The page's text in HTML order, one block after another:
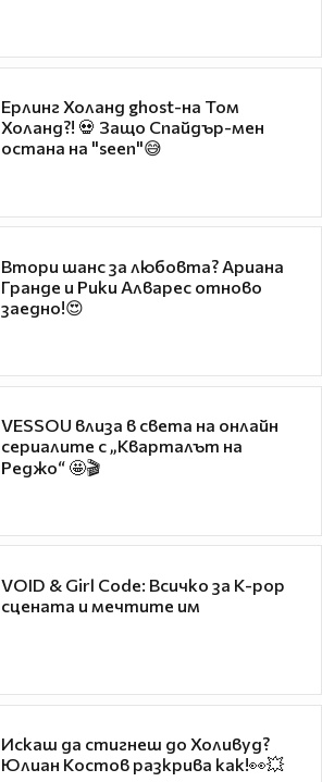
Ерлинг Холанд ghost-на Том
Холанд?! 💀 Защо Спайдър-мен
остана на "seen"😅
Втори шанс за любовта? Ариана
Гранде и Рики Алварес отново
заедно!😍
VESSOU влиза в света на онлайн
сериалите с „Кварталът на
Реджо“ 🤩🎬
VOID & Girl Code: Всичко за K-pop
сцената и мечтите им
Искаш да стигнеш до Холивуд?
Юлиан Костов разкрива как!👀💥